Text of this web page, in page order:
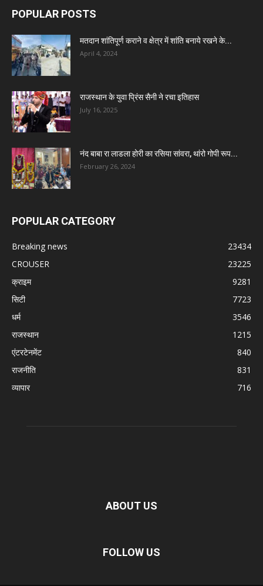
POPULAR POSTS
मतदान शांतिपूर्ण कराने व क्षेत्र में शांति बनाये रखने के...
April 4, 2024
राजस्थान के युवा प्रिंस सैनी ने रचा इतिहास
July 16, 2025
नंद बाबा रा लाडला होरी का रसिया सांवरा, थांरो गोपी रूप...
February 26, 2024
POPULAR CATEGORY
Breaking news
23434
CROUSER
23225
क्राइम
9281
सिटी
7723
धर्म
3546
राजस्थान
1215
एंटरटेनमेंट
840
राजनीति
831
व्यापार
716
ABOUT US
FOLLOW US